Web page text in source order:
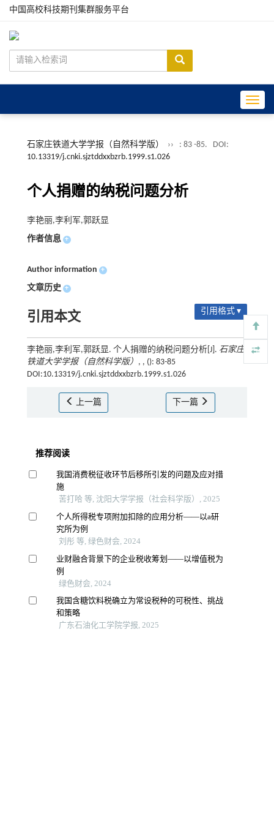
中国高校科技期刊集群服务平台
石家庄铁道大学学报（自然科学版） ›› : 83 -85.
DOI:
10.13319/j.cnki.sjztddxxbzrb.1999.s1.026
个人捐赠的纳税问题分析
李艳丽,李利军,郭跃显
作者信息 +
Author information +
文章历史 +
引用本文 引用格式 ▾
李艳丽,李利军,郭跃显. 个人捐赠的纳税问题分析[J]. 石家庄
铁道大学学报（自然科学版） , , (): 83-85
DOI:10.13319/j.cnki.sjztddxxbzrb.1999.s1.026
上一篇 下一篇